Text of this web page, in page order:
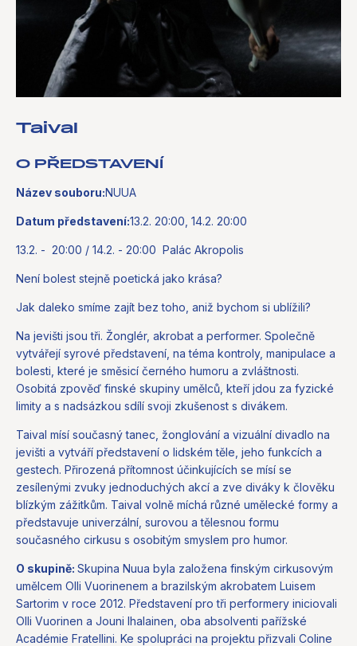
Taival
O PŘEDSTAVENÍ
Název souboru:NUUA
Datum představení:13.2. 20:00, 14.2. 20:00
13.2. - 20:00 / 14.2. - 20:00 Palác Akropolis
Není bolest stejně poetická jako krása?
Jak daleko smíme zajít bez toho, aniž bychom si ublížili?
Na jevišti jsou tři. Žonglér, akrobat a performer. Společně
vytvářejí syrové představení, na téma kontroly, manipulace a
bolesti, které je směsicí černého humoru a zvláštnosti.
Osobitá zpověď finské skupiny umělců, kteří jdou za fyzické
limity a s nadsázkou sdílí svoji zkušenost s divákem.
Taival mísí současný tanec, žonglování a vizuální divadlo na
jevišti a vytváří představení o lidském těle, jeho funkcích a
gestech. Přirozená přítomnost účinkujících se mísí se
zesílenými zvuky jednoduchých akcí a zve diváky k člověku
blízkým zážitkům. Taival volně míchá různé umělecké formy a
představuje univerzální, surovou a tělesnou formu
současného cirkusu s osobitým smyslem pro humor.
O skupině: Skupina Nuua byla založena finským cirkusovým
umělcem Olli Vuorinenem a brazilským akrobatem Luisem
Sartorim v roce 2012. Představení pro tři performery iniciovali
Olli Vuorinen a Jouni Ihalainen, oba absolventi pařížské
Académie Fratellini. Ke spolupráci na projektu přizvali Coline